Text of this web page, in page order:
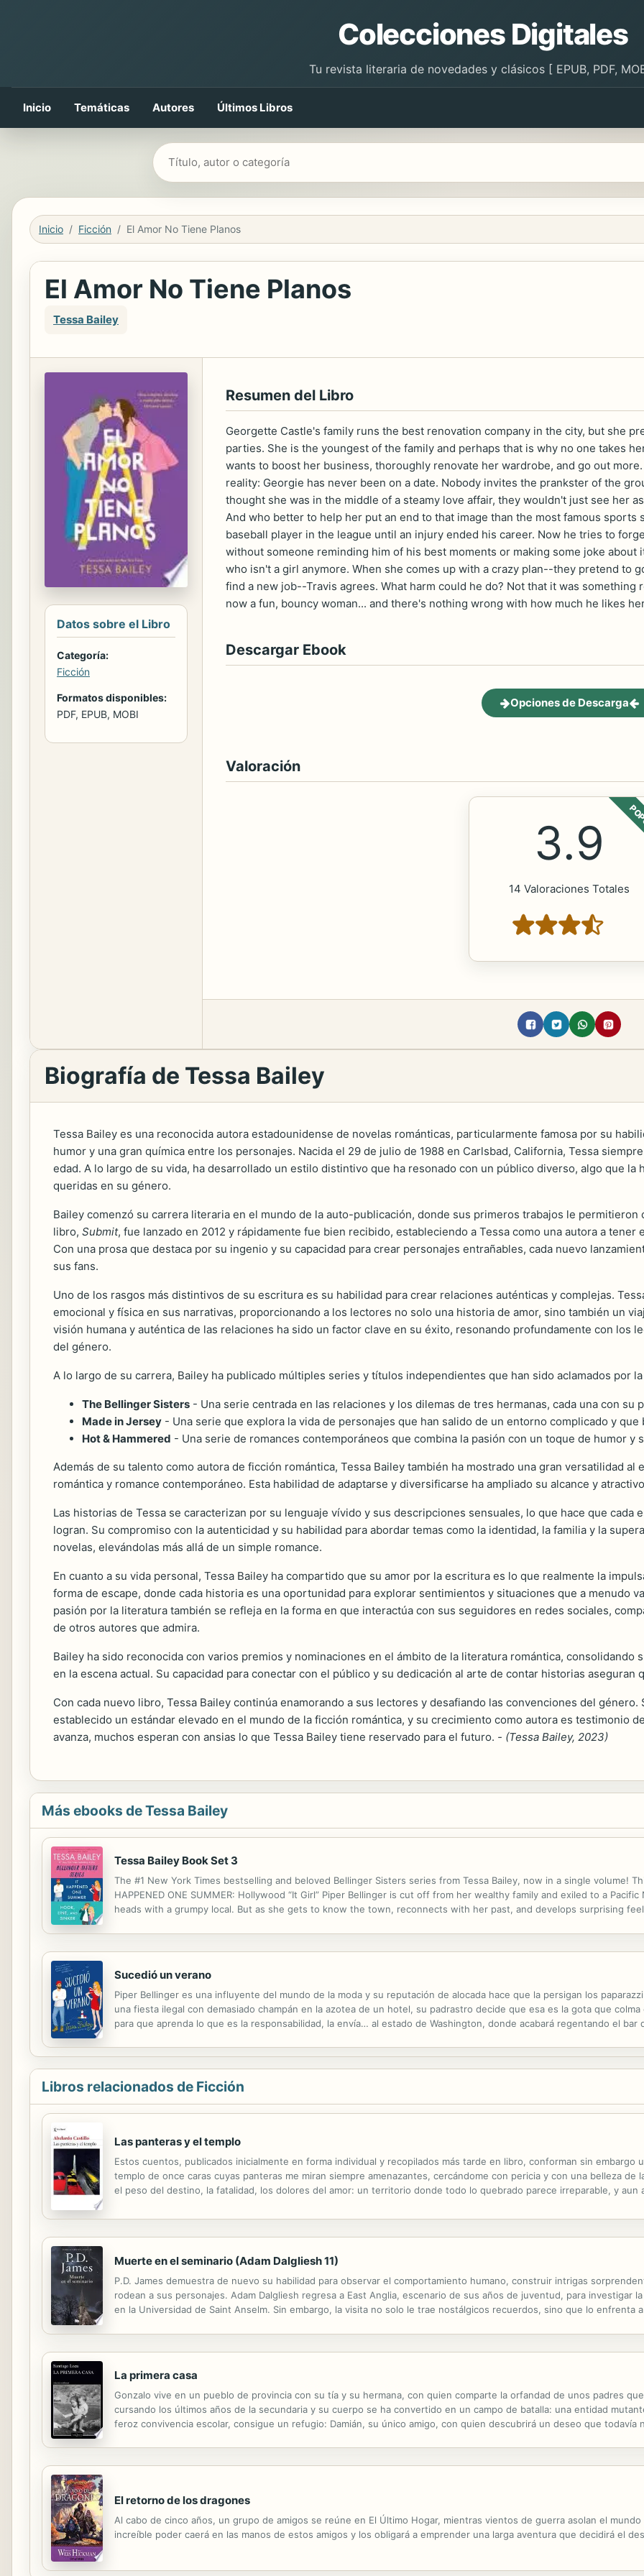
Colecciones Digitales
Tu revista literaria de novedades y clásicos [ EPUB, PDF,
Inicio Temáticas Autores Últimos Libros
Buscar libros
Inicio Ficción El Amor No Tiene Planos
El Amor No Tiene Planos
Tessa Bailey
Datos sobre el Libro
Categoría:
Ficción
Formatos disponibles:
PDF, EPUB, MOBI
Resumen del Libro
Georgette Castle's family runs the best renovation company in the city, but she
parties. She is the youngest of the family and perhaps that is why no one takes
wants to boost her business, thoroughly renovate her wardrobe, and go out
reality: Georgie has never been on a date. Nobody invites the prankster of the
thought she was in the middle of a steamy love affair, they wouldn't just see her
And who better to help her put an end to that image than the most famous
baseball player in the league until an injury ended his career. Now he tries to
without someone reminding him of his best moments or making some joke
who isn't a girl anymore. When she comes up with a crazy plan--they pretend to
find a new job--Travis agrees. What harm could he do? Not that it was
now a fun, bouncy woman... and there's nothing wrong with how much he likes
Descargar Ebook
Opciones de Descarga
Valoración
3.9
14 Valoraciones Totales
Biografía de Tessa Bailey
Tessa Bailey es una reconocida autora estadounidense de novelas románticas, particularmente famosa por su
humor y una gran química entre los personajes. Nacida el 29 de julio de 1988 en Carlsbad, California, Tessa
edad. A lo largo de su vida, ha desarrollado un estilo distintivo que ha resonado con un público diverso, algo que la
queridas en su género.
Bailey comenzó su carrera literaria en el mundo de la auto-publicación, donde sus primeros trabajos le
libro, Submit, fue lanzado en 2012 y rápidamente fue bien recibido, estableciendo a Tessa como una autora a
Con una prosa que destaca por su ingenio y su capacidad para crear personajes entrañables, cada nuevo
sus fans.
Uno de los rasgos más distintivos de su escritura es su habilidad para crear relaciones auténticas y complejas.
emocional y física en sus narrativas, proporcionando a los lectores no solo una historia de amor, sino también un
visión humana y auténtica de las relaciones ha sido un factor clave en su éxito, resonando profundamente con los
del género.
A lo largo de su carrera, Bailey ha publicado múltiples series y títulos independientes que han sido aclamados por
The Bellinger Sisters - Una serie centrada en las relaciones y los dilemas de tres hermanas, cada una con su
Made in Jersey - Una serie que explora la vida de personajes que han salido de un entorno complicado y
Hot & Hammered - Una serie de romances contemporáneos que combina la pasión con un toque de humor y
Además de su talento como autora de ficción romántica, Tessa Bailey también ha mostrado una gran versatilidad
romántica y romance contemporáneo. Esta habilidad de adaptarse y diversificarse ha ampliado su alcance y
Las historias de Tessa se caracterizan por su lenguaje vívido y sus descripciones sensuales, lo que hace que cada
logran. Su compromiso con la autenticidad y su habilidad para abordar temas como la identidad, la familia y la
novelas, elevándolas más allá de un simple romance.
En cuanto a su vida personal, Tessa Bailey ha compartido que su amor por la escritura es lo que realmente la
forma de escape, donde cada historia es una oportunidad para explorar sentimientos y situaciones que a menudo
pasión por la literatura también se refleja en la forma en que interactúa con sus seguidores en redes sociales,
de otros autores que admira.
Bailey ha sido reconocida con varios premios y nominaciones en el ámbito de la literatura romántica, consolidando
en la escena actual. Su capacidad para conectar con el público y su dedicación al arte de contar historias
Con cada nuevo libro, Tessa Bailey continúa enamorando a sus lectores y desafiando las convenciones del
establecido un estándar elevado en el mundo de la ficción romántica, y su crecimiento como autora es testimonio
avanza, muchos esperan con ansias lo que Tessa Bailey tiene reservado para el futuro. - (Tessa Bailey, 2023)
Más ebooks de Tessa Bailey
Tessa Bailey Book Set 3
The #1 New York Times bestselling and beloved Bellinger Sisters series from Tessa Bailey, now in a single volume!
HAPPENED ONE SUMMER: Hollywood “It Girl” Piper Bellinger is cut off from her wealthy family and exiled to a
heads with a grumpy local. But as she gets to know the town, reconnects with her past, and develops surprising
Sucedió un verano
Piper Bellinger es una influyente del mundo de la moda y su reputación de alocada hace que la persigan los
una fiesta ilegal con demasiado champán en la azotea de un hotel, su padrastro decide que esa es la gota que
para que aprenda lo que es la responsabilidad, la envía… al estado de Washington, donde acabará regentando el
Libros relacionados de Ficción
Las panteras y el templo
Estos cuentos, publicados inicialmente en forma individual y recopilados más tarde en libro, conforman sin embargo
templo de once caras cuyas panteras me miran siempre amenazantes, cercándome con pericia y con una belleza de
el peso del destino, la fatalidad, los dolores del amor: un territorio donde todo lo quebrado parece irreparable, y aun
Muerte en el seminario (Adam Dalgliesh 11)
P.D. James demuestra de nuevo su habilidad para observar el comportamiento humano, construir intrigas
rodean a sus personajes. Adam Dalgliesh regresa a East Anglia, escenario de sus años de juventud, para investigar
en la Universidad de Saint Anselm. Sin embargo, la visita no solo le trae nostálgicos recuerdos, sino que lo enfrenta
La primera casa
Gonzalo vive en un pueblo de provincia con su tía y su hermana, con quien comparte la orfandad de unos padres
cursando los últimos años de la secundaria y su cuerpo se ha convertido en un campo de batalla: una entidad
feroz convivencia escolar, consigue un refugio: Damián, su único amigo, con quien descubrirá un deseo que todavía
El retorno de los dragones
Al cabo de cinco años, un grupo de amigos se reúne en El Último Hogar, mientras vientos de guerra asolan el
increíble poder caerá en las manos de estos amigos y los obligará a emprender una larga aventura que decidirá el